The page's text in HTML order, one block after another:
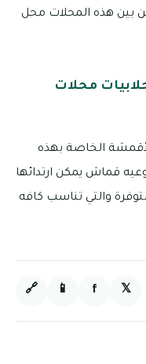
بين هذه المحلات محل
محلات
الخاصة بهذه
قماش يمكن ارتدائها
والتي تناسب كافه
𝕏
f
📱
🔗